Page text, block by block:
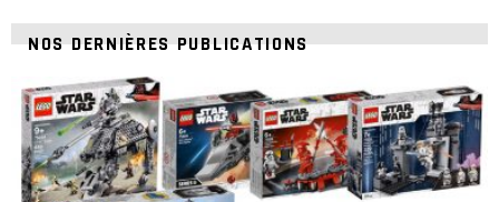
NOS DERNIÈRES PUBLICATIONS